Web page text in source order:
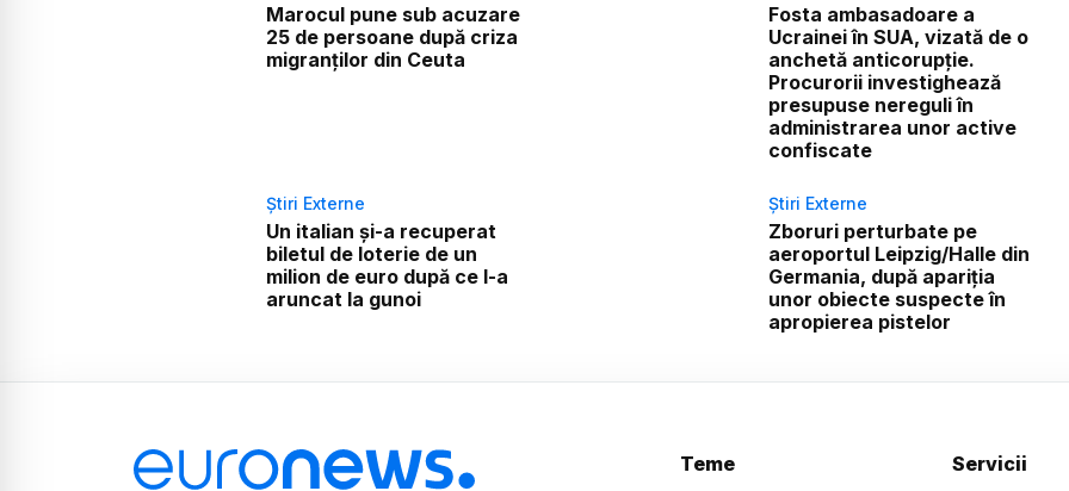
Marocul pune sub acuzare
25 de persoane după criza
migranților din Ceuta
Fosta ambasadoare a
Ucrainei în SUA, vizată de o
anchetă anticorupție.
Procurorii investighează
presupuse nereguli în
administrarea unor active
confiscate
Știri Externe
Un italian și-a recuperat
biletul de loterie de un
milion de euro după ce l-a
aruncat la gunoi
Știri Externe
Zboruri perturbate pe
aeroportul Leipzig/Halle din
Germania, după apariția
unor obiecte suspecte în
apropierea pistelor
Teme Servicii